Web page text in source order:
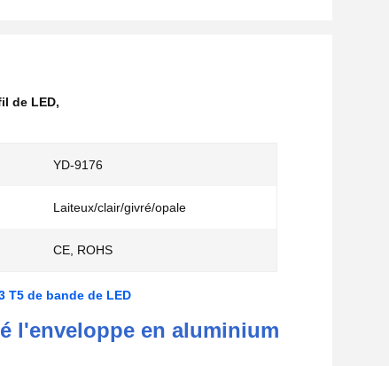
de LED,
YD-9176
Laiteux/clair/givré/opale
CE, ROHS
T5 de bande de LED
l'enveloppe en aluminium